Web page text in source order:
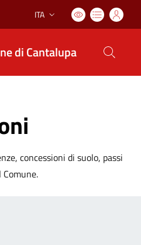
Lingua attiva:
ITA
di Cantalupa
concessioni di suolo, passi